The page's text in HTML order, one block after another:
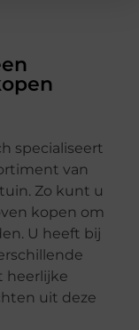
specialiseert
van
Zo kunt u
kopen om
U heeft bij
heerlijke
uit deze